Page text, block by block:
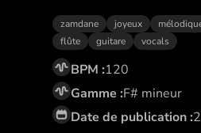
zamdane joyeux
flûte
guitare vocals
BPM :120
Gamme :F# mineur
Date de publication :